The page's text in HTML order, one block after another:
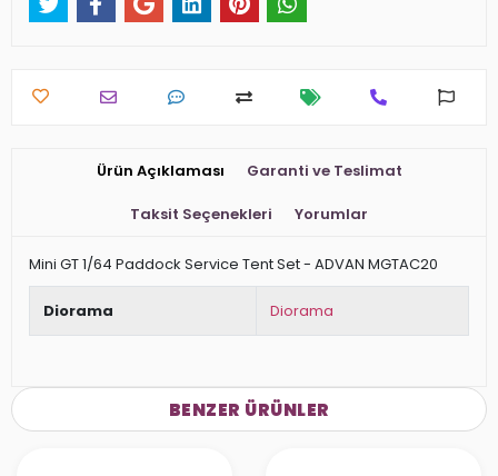
Ürün Açıklaması Garanti ve Teslimat
Taksit Seçenekleri Yorumlar
Mini GT 1/64 Paddock Service Tent Set - ADVAN MGTAC20
Diorama Diorama
BENZER ÜRÜNLER